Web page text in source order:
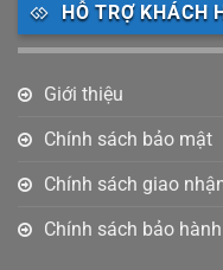
HỖ TRỢ KHÁCH
Giới thiệu
Chính sách bảo mật
Chính sách giao
Chính sách bảo